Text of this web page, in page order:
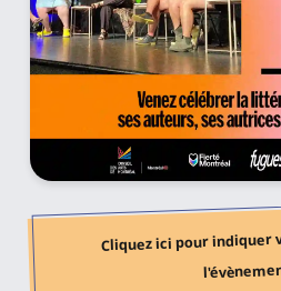
Cliquez ici pour indiquer